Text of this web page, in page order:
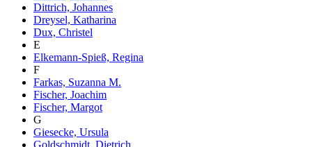
Dittrich, Johannes
Dreysel, Katharina
Dux, Christel
E
Elkemann-Spieß, Regina
F
Farkas, Suzanna M.
Fischer, Joachim
Fischer, Margot
G
Giesecke, Ursula